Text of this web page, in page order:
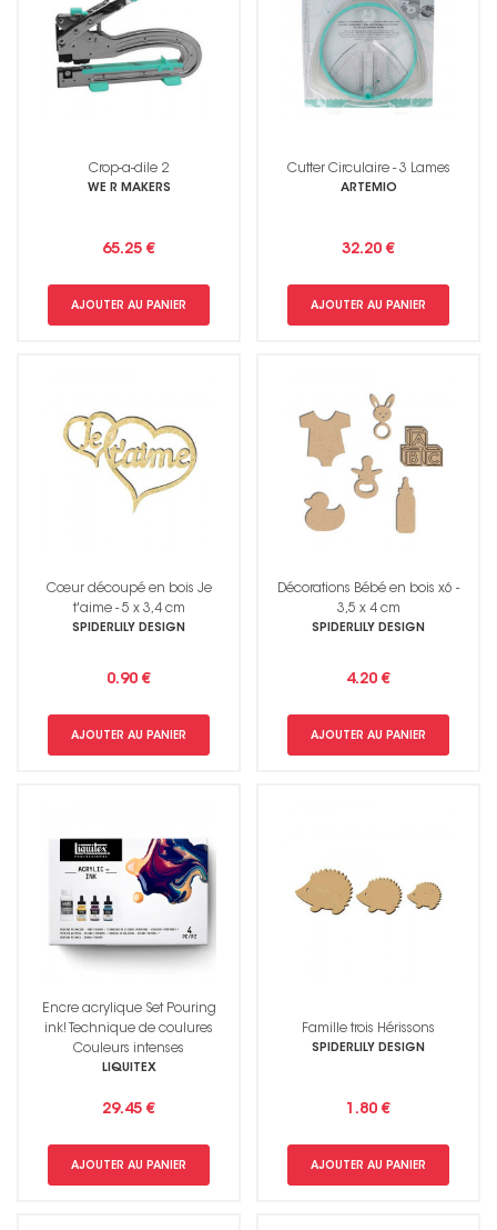
Crop-a-dile 2
WE R MAKERS
65.25 €
AJOUTER AU PANIER
Cutter Circulaire - 3 Lames
ARTEMIO
32.20 €
AJOUTER AU PANIER
Cœur découpé en bois Je
t'aime - 5 x 3,4 cm
SPIDERLILY DESIGN
0.90 €
AJOUTER AU PANIER
Décorations Bébé en bois x6 -
3,5 x 4 cm
SPIDERLILY DESIGN
4.20 €
AJOUTER AU PANIER
Encre acrylique Set Pouring
ink! Technique de coulures
Couleurs intenses
LIQUITEX
29.45 €
AJOUTER AU PANIER
Famille trois Hérissons
SPIDERLILY DESIGN
1.80 €
AJOUTER AU PANIER
Non merci !